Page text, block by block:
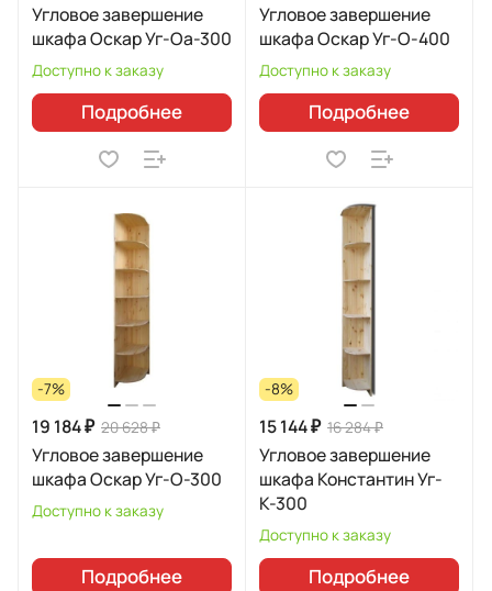
Угловое завершение
шкафа Оскар Уг-Оа-300
Доступно к заказу
Подробнее
Угловое завершение
шкафа Оскар Уг-О-400
Доступно к заказу
Подробнее
-7%
19 184 ₽ 20 628 ₽
Угловое завершение
шкафа Оскар Уг-О-300
Доступно к заказу
Подробнее
-8%
15 144 ₽ 16 284 ₽
Угловое завершение
шкафа Константин Уг-
К-300
Доступно к заказу
Подробнее